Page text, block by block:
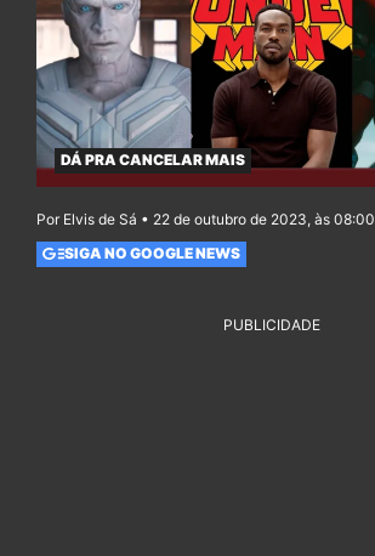
DÁ PRA CANCELAR MAIS
Por Elvis de Sá • 22 de outubro de 2023, às 08:00
SIGA NO GOOGLE NEWS
PUBLICIDADE